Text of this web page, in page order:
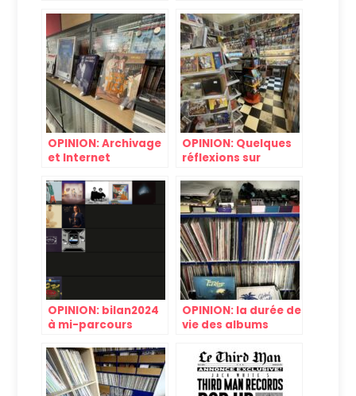
OPINION: Archivage
et Internet
OPINION: Quelques
réflexions sur
neufs trop chers
OPINION: bilan2024
à mi-parcours
OPINION: la durée de
vie des albums